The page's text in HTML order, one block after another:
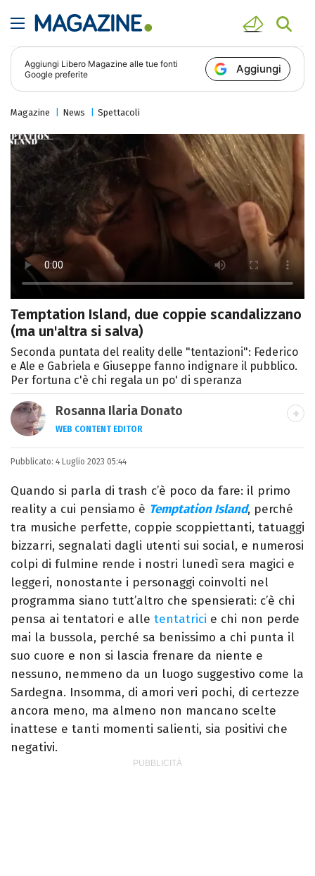
Aggiungi Libero Magazine alle tue fonti
Google preferite
Aggiungi
Magazine News Spettacoli
Temptation Island, due coppie scandalizzano
(ma un'altra si salva)
Seconda puntata del reality delle "tentazioni": Federico
e Ale e Gabriela e Giuseppe fanno indignare il pubblico.
Per fortuna c'è chi regala un po' di speranza
Rosanna Ilaria Donato
WEB CONTENT EDITOR
Laureata in Linguaggi dei Media, mi dedico
al mondo dell’intrattenimento da 10 anni.
Ho lavorato come web content editor
freelance per diverse testate.
Pubblicato: 4 Luglio 2023 05:44
Quando si parla di trash c’è poco da fare: il primo
reality a cui pensiamo è Temptation Island, perché
tra musiche perfette, coppie scoppiettanti, tatuaggi
bizzarri, segnalati dagli utenti sui social, e numerosi
colpi di fulmine rende i nostri lunedì sera magici e
leggeri, nonostante i personaggi coinvolti nel
programma siano tutt’altro che spensierati: c’è chi
pensa ai tentatori e alle tentatrici e chi non perde
mai la bussola, perché sa benissimo a chi punta il
suo cuore e non si lascia frenare da niente e
nessuno, nemmeno da un luogo suggestivo come la
Sardegna. Insomma, di amori veri pochi, di certezze
ancora meno, ma almeno non mancano scelte
inattese e tanti momenti salienti, sia positivi che
negativi.